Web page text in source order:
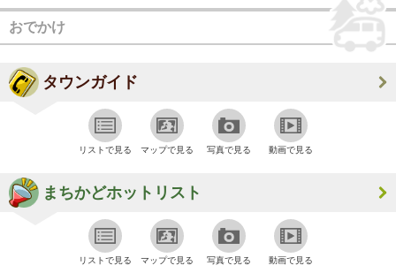
おでかけ
タウンガイド
リストで見る マップで見る 写真で見る 動画で見る
まちかどホットリスト
リストで見る マップで見る 写真で見る 動画で見る